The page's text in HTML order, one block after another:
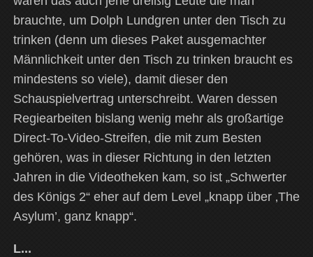
brauchte, um Dolph Lundgren unter den Tisch zu
trinken (denn um dieses Paket ausgemachter
Männlichkeit unter den Tisch zu trinken braucht es
mindestens so viele), damit dieser den
Schauspielvertrag unterschreibt. Waren dessen
Regiearbeiten bislang wenig mehr als großartige
Direct-To-Video-Streifen, die mit zum Besten
gehören, was in dieser Richtung in den letzten
Jahren in die Videotheken kam, so ist „Schwerter
des Königs 2“ eher auf dem Level „knapp über ‚The
Asylum’, ganz knapp“.
L...